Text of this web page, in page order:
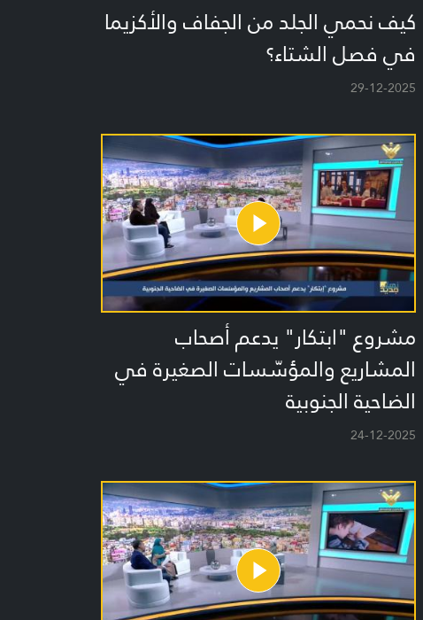
كيف نحمي الجلد من الجفاف والأكزيما
في فصل الشتاء؟
29-12-2025
مشروع "ابتكار" يدعم أصحاب
المشاريع والمؤسّسات الصغيرة في
الضاحية الجنوبية
24-12-2025